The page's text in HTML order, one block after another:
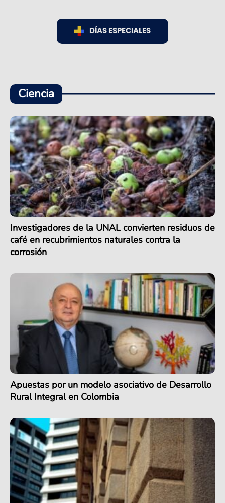
DÍAS ESPECIALES
Ciencia
Investigadores de la UNAL convierten residuos de
café en recubrimientos naturales contra la
corrosión
Apuestas por un modelo asociativo de Desarrollo
Rural Integral en Colombia